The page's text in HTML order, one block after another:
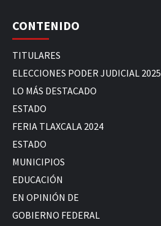
CONTENIDO
TITULARES
ELECCIONES PODER JUDICIAL 2025
LO MÁS DESTACADO
ESTADO
FERIA TLAXCALA 2024
ESTADO
MUNICIPIOS
EDUCACIÓN
EN OPINIÓN DE
GOBIERNO FEDERAL